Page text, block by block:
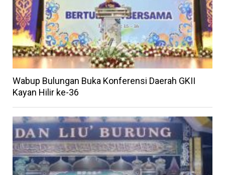
Wabup Bulungan Buka Konferensi Daerah GKII
Kayan Hilir ke-36